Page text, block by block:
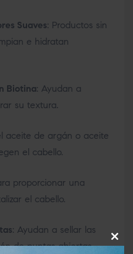
Suaves: Productos sin
e hidratan
Biotina: Ayudan a
su textura.
aceite de argán o aceite
el cabello.
proporcionar una
el cabello.
: Ayudan a sellar las
de puntas abiertas.